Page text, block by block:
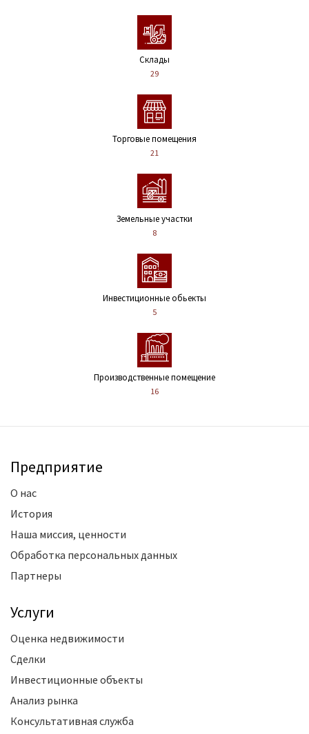
Склады
29
Торговые помещения
21
Земельные участки
8
Инвестиционные обьекты
5
Производственные помещение
16
Предприятие
О нас
История
Наша миссия, ценности
Обработка персональных данных
Партнеры
Услуги
Оценка недвижимости
Сделки
Инвестиционные объекты
Анализ рынка
Консультативная служба